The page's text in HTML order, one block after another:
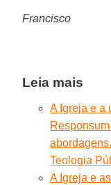
Francisco
Leia mais
A Igreja e a
Teologia
A Igreja e